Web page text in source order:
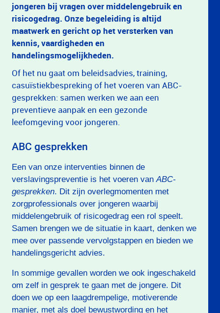
jongeren bij vragen over middelengebruik en
risicogedrag. Onze begeleiding is altijd
maatwerk en gericht op het versterken van
kennis, vaardigheden en
handelingsmogelijkheden.
Of het nu gaat om beleidsadvies, training,
casuïstiekbespreking of het voeren van ABC-
gesprekken: samen werken we aan een
preventieve aanpak en een gezonde
leefomgeving voor jongeren.
ABC gesprekken
Een van onze interventies binnen de
verslavingspreventie is het voeren vanABC-
gesprekken. Dit zijn overlegmomenten met
zorgprofessionals over jongeren waarbij
middelengebruik of risicogedrag een rol speelt.
Samen brengen we de situatie in kaart, denken we
mee over passende vervolgstappen en bieden we
handelingsgericht advies.
In sommige gevallen worden we ook ingeschakeld
om zelf in gesprek te gaan met de jongere. Dit
doen we op een laagdrempelige, motiverende
manier, met als doel bewustwording en het